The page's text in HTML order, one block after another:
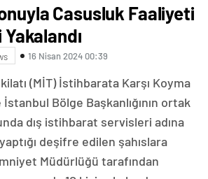
Casusluk Faaliyeti
16 Nisan 2024 00:39
(MİT) İstihbarata Karşı Koyma
İstanbul Bölge Başkanlığının ortak
dış istihbarat servisleri adına
deşifre edilen şahıslara
Müdürlüğü tarafından